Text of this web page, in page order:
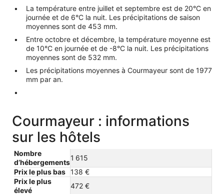
La température entre juillet et septembre est de 20°C en
journée et de 6°C la nuit. Les précipitations de saison
moyennes sont de 453 mm.
Entre octobre et décembre, la température moyenne est
de 10°C en journée et de -8°C la nuit. Les précipitations
moyennes sont de 532 mm.
Les précipitations moyennes à Courmayeur sont de 1977
mm par an.
Courmayeur : informations
sur les hôtels
Nombre
d’hébergements
1 615
Prix le plus bas 138 €
Prix le plus
élevé
472 €